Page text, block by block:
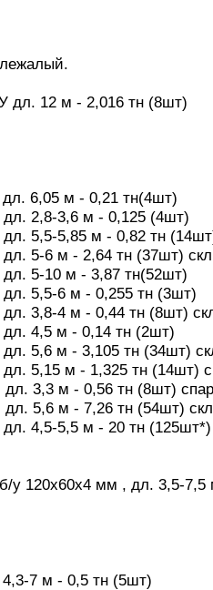
дл. 12 м - 2,016 тн (8шт)
6,05 м - 0,21 тн(4шт)
2,8-3,6 м - 0,125 (4шт)
5,5-5,85 м - 0,82 тн
5-6 м - 2,64 тн (37шт)
5-10 м - 3,87 тн(52шт)
5,5-6 м - 0,255 тн (3шт)
3,8-4 м - 0,44 тн (8шт)
4,5 м - 0,14 тн (2шт)
5,6 м - 3,105 тн (34шт)
5,15 м - 1,325 тн (14шт)
3,3 м - 0,56 тн (8шт)
5,6 м - 7,26 тн (54шт)
4,5-5,5 м - 20 тн (125шт*)
у 120х60х4 мм , дл. 3,5-
4,3-7 м - 0,5 тн (5шт)